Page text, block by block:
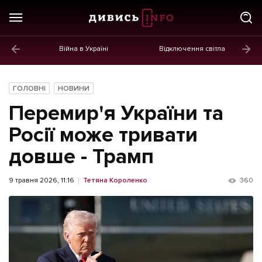
Війна в Україні Відключення світла
Новини
Політика
Економіка
Бізнес
Життя
Культура
Афіша
ГОЛОВНІ НОВИНИ
Перемир'я України та
Росії може тривати
довше - Трамп
9 травня 2026, 11:16 Тетяна Короленко 360